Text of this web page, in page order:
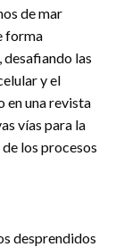
de mar
forma
desafiando las
y el
en una revista
vías para la
los procesos
desprendidos